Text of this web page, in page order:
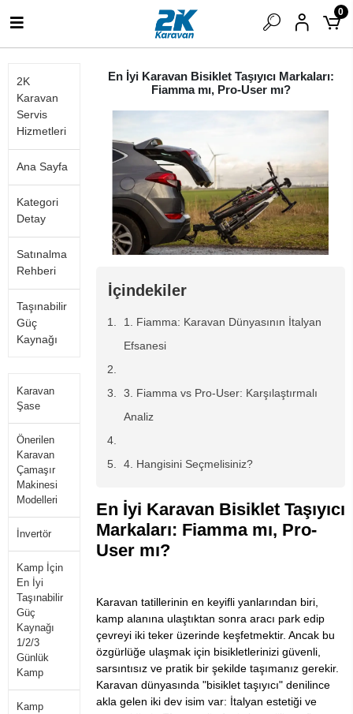
0
2K
Karavan
Servis
Hizmetleri
Ana Sayfa
Kategori
Detay
Satınalma
Rehberi
Taşınabilir
Güç
Kaynağı
Karavan
Şase
Önerilen
Karavan
Çamaşır
Makinesi
Modelleri
İnvertör
Kamp İçin
En İyi
Taşınabilir
Güç
Kaynağı
1/2/3
Günlük
Kamp
Kamp
En İyi Karavan Bisiklet Taşıyıcı Markaları:
Fiamma mı, Pro-User mı?
İçindekiler
1. Fiamma: Karavan Dünyasının İtalyan
Efsanesi
3. Fiamma vs Pro-User: Karşılaştırmalı
Analiz
4. Hangisini Seçmelisiniz?
En İyi Karavan Bisiklet Taşıyıcı
Markaları: Fiamma mı, Pro-
User mı?
Karavan tatillerinin en keyifli yanlarından biri,
kamp alanına ulaştıktan sonra aracı park edip
çevreyi iki teker üzerinde keşfetmektir. Ancak bu
özgürlüğe ulaşmak için bisikletlerinizi güvenli,
sarsıntısız ve pratik bir şekilde taşımanız gerekir.
Karavan dünyasında "bisiklet taşıyıcı" denilince
akla gelen iki dev isim var: İtalyan estetiği ve